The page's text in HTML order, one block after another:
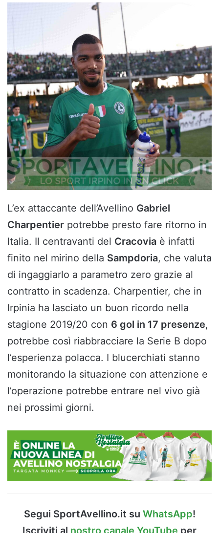
L’ex attaccante dell’Avellino Gabriel
Charpentier potrebbe presto fare ritorno in
Italia. Il centravanti del Cracovia è infatti
finito nel mirino della Sampdoria, che valuta
di ingaggiarlo a parametro zero grazie al
contratto in scadenza. Charpentier, che in
Irpinia ha lasciato un buon ricordo nella
stagione 2019/20 con 6 gol in 17 presenze,
potrebbe così riabbracciare la Serie B dopo
l’esperienza polacca. I blucerchiati stanno
monitorando la situazione con attenzione e
l’operazione potrebbe entrare nel vivo già
nei prossimi giorni.
Segui SportAvellino.it su WhatsApp!
Iscriviti al nostro canale YouTube per